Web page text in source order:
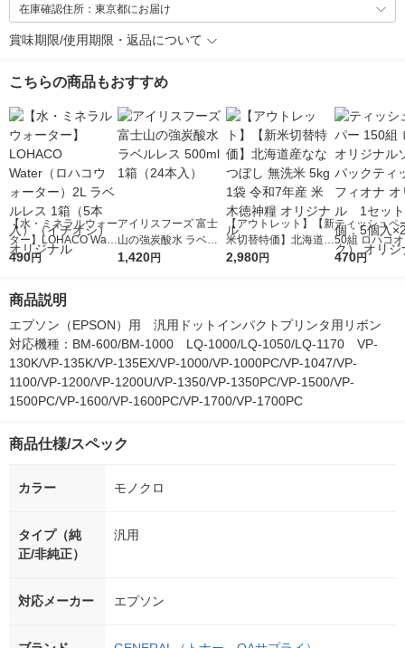
在庫確認住所：東京都にお届け
賞味期限/使用期限・返品について
こちらの商品もおすすめ
【水・ミネラルウォー
ター】LOHACO Wate
r（ロハコウォータ
シ） オリジナル
490円
アイリスフーズ 富士
山の強炭酸水 ラベル
レス 500ml 1箱（24
1,420円
【アウトレット】【新
米切替特価】北海道産
ななつぼし 無洗米 5k
2,980円
ティッシュペ
50組 ロハコ
ルソフトパッ
オリジナル
470円
商品説明
エプソン（EPSON）用　汎用ドットインパクトプリンタ用リボン
対応機種：BM-600/BM-1000　LQ-1000/LQ-1050/LQ-1170　VP-
130K/VP-135K/VP-135EX/VP-1000/VP-1000PC/VP-1047/VP-
1100/VP-1200/VP-1200U/VP-1350/VP-1350PC/VP-1500/VP-
1500PC/VP-1600/VP-1600PC/VP-1700/VP-1700PC
商品仕様/スペック
カラー モノクロ
タイプ（純
正/非純正）
汎用
対応メーカー エプソン